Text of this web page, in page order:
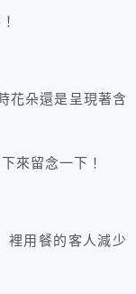
花朵還是呈現著含
來留念一下！
裡用餐的客人減少